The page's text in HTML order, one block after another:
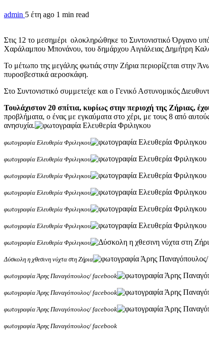
admin 5 έτη ago 1 min read
Στις 12 το μεσημέρι ολοκληρώθηκε το Συντονιστικό Όργανο
Χαράλαμπου Μπονάνου, του δημάρχου Αιγιάλειας Δημήτρη
Το μέτωπο της μεγάλης φωτιάς στην Ζήρια περιορίζεται στην
πυροσβεστικά αεροσκάφη.
Στο Συντονιστικό συμμετείχε και ο Γενικό Αστυνομικός
Τουλάχιστον 20 σπίτια, κυρίως στην περιοχή της Ζήριας,
προβλήματα, ο ένας με εγκαύματα στο χέρι, με τους 8 από
ανησυχία.
φωτογραφία Ελευθερία Φριλιγκου
φωτογραφία Ελευθερία Φριλιγκου
φωτογραφία Ελευθερία Φριλιγκου
φωτογραφία Ελευθερία Φριλιγκου
φωτογραφία Ελευθερία Φριλιγκου
φωτογραφία Ελευθερία Φριλιγκου
φωτογραφία Ελευθερία Φριλιγκου
Δύσκολη η χθεσινη νύχτα στη Ζήρια
φωτογραφία Άρης Παναγόπουλος/ facebook
φωτογραφία Άρης Παναγόπουλος/ facebook
φωτογραφία Άρης Παναγόπουλος/ facebook
φωτογραφία Άρης Παναγόπουλος/ facebook